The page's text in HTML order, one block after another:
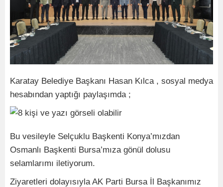
Karatay Belediye Başkanı Hasan Kılca , sosyal medya
hesabından yaptığı paylaşımda ;
Bu vesileyle Selçuklu Başkenti Konya’mızdan
Osmanlı Başkenti Bursa’mıza gönül dolusu
selamlarımı iletiyorum.
Ziyaretleri dolayısıyla AK Parti Bursa İl Başkanımız